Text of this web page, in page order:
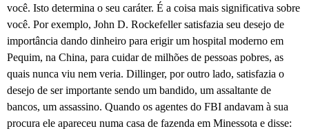
você. Isto determina o seu caráter. É a coisa mais significativa sobre
você. Por exemplo, John D. Rockefeller satisfazia seu desejo de
importância dando dinheiro para erigir um hospital moderno em
Pequim, na China, para cuidar de milhões de pessoas pobres, as
quais nunca viu nem veria. Dillinger, por outro lado, satisfazia o
desejo de ser importante sendo um bandido, um assaltante de
bancos, um assassino. Quando os agentes do FBI andavam à sua
procura ele apareceu numa casa de fazenda em Minessota e disse: